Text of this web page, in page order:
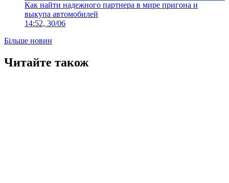
Как найти надежного партнера в мире пригона и
выкупа автомобилей
14:52, 30/06
Більше новин
Читайте також